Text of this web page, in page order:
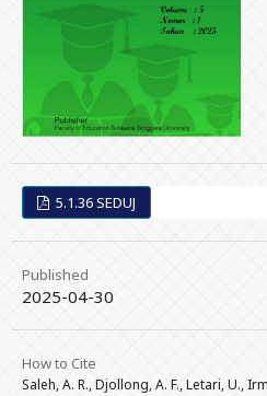
5.1.36 SEDUJ
Published
2025-04-30
How to Cite
Saleh, A. R., Djollong, A. F., Letari, U.,